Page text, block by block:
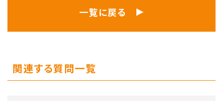
一覧に戻る
関連する質問一覧